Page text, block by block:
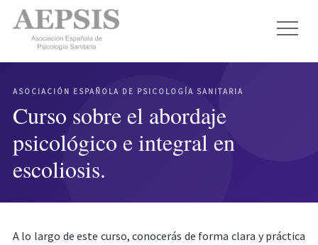
ASOCIACIÓN ESPAÑOLA DE PSICOLOGÍA SANITARIA
Curso sobre el abordaje
psicológico e integral en
escoliosis.
A lo largo de este curso, conocerás de forma clara y práctica